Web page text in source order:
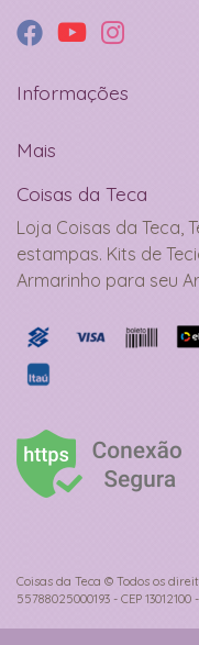
Informações
Mais
Coisas da Teca
Loja Coisas da Teca,
estampas. Kits de
Armarinho para seu
Coisas da Teca © Todos os
55788025000193 - CEP